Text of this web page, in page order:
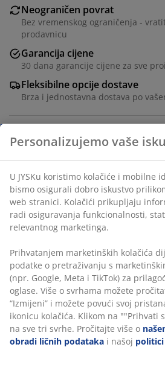
Neograničen povrat
Bez vremenskog ograničenja -
prodavnicu
Garancija cijene
30 dana garancije cijene za sve
Fleksibilne opcije dostave
Brza i jednostavna dostava po
Ukrasni furnir. Sa 6 polica koje se
želji. Mogu se kombinirati dvije ili
Š139xV137xDub20 cm
šifra artikla: 3630058
Uputstvo za sastavljanje
Podaci o proizvodu
Recenzije
( 44)
Personalizujemo vaše
U JYSKu koristimo kolačiće i mobilne
bismo osigurali dobro iskustvo
web stranici. Kolačići prikupljaju
radi osiguravanja funkcionalnosti,
relevantnog marketinga.
Prihvatanjem marketinških kolačića
podatke o pretraživanju s
(npr. Google, Meta i TikTok) za
oglase. Više o svrhama možete
“Izmijeni” i možete povući svoj
ikonicu kolačića. Klikom na ""Prihvati
na sve tri svrhe. Pročitajte više o
obradi ličnih podataka i našoj